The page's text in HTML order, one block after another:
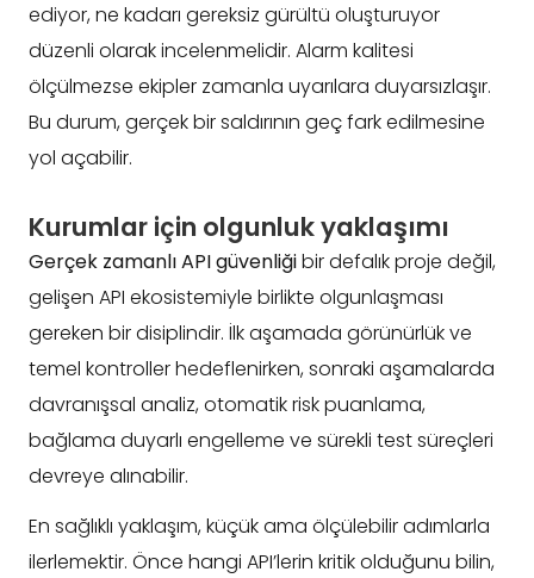
ediyor, ne kadarı gereksiz gürültü oluşturuyor
düzenli olarak incelenmelidir. Alarm kalitesi
ölçülmezse ekipler zamanla uyarılara duyarsızlaşır.
Bu durum, gerçek bir saldırının geç fark edilmesine
yol açabilir.
Kurumlar için olgunluk yaklaşımı
Gerçek zamanlı API güvenliğibir defalık proje değil,
gelişen API ekosistemiyle birlikte olgunlaşması
gereken bir disiplindir. İlk aşamada görünürlük ve
temel kontroller hedeflenirken, sonraki aşamalarda
davranışsal analiz, otomatik risk puanlama,
bağlama duyarlı engelleme ve sürekli test süreçleri
devreye alınabilir.
En sağlıklı yaklaşım, küçük ama ölçülebilir adımlarla
ilerlemektir. Önce hangi API’lerin kritik olduğunu bilin,